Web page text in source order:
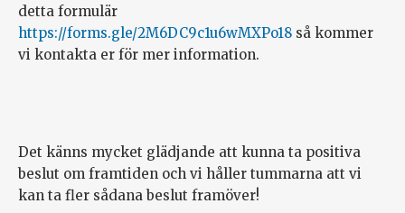
detta formulär
https://forms.gle/2M6DC9c1u6wMXPo18 så kommer
vi kontakta er för mer information.
Det känns mycket glädjande att kunna ta positiva
beslut om framtiden och vi håller tummarna att vi
kan ta fler sådana beslut framöver!